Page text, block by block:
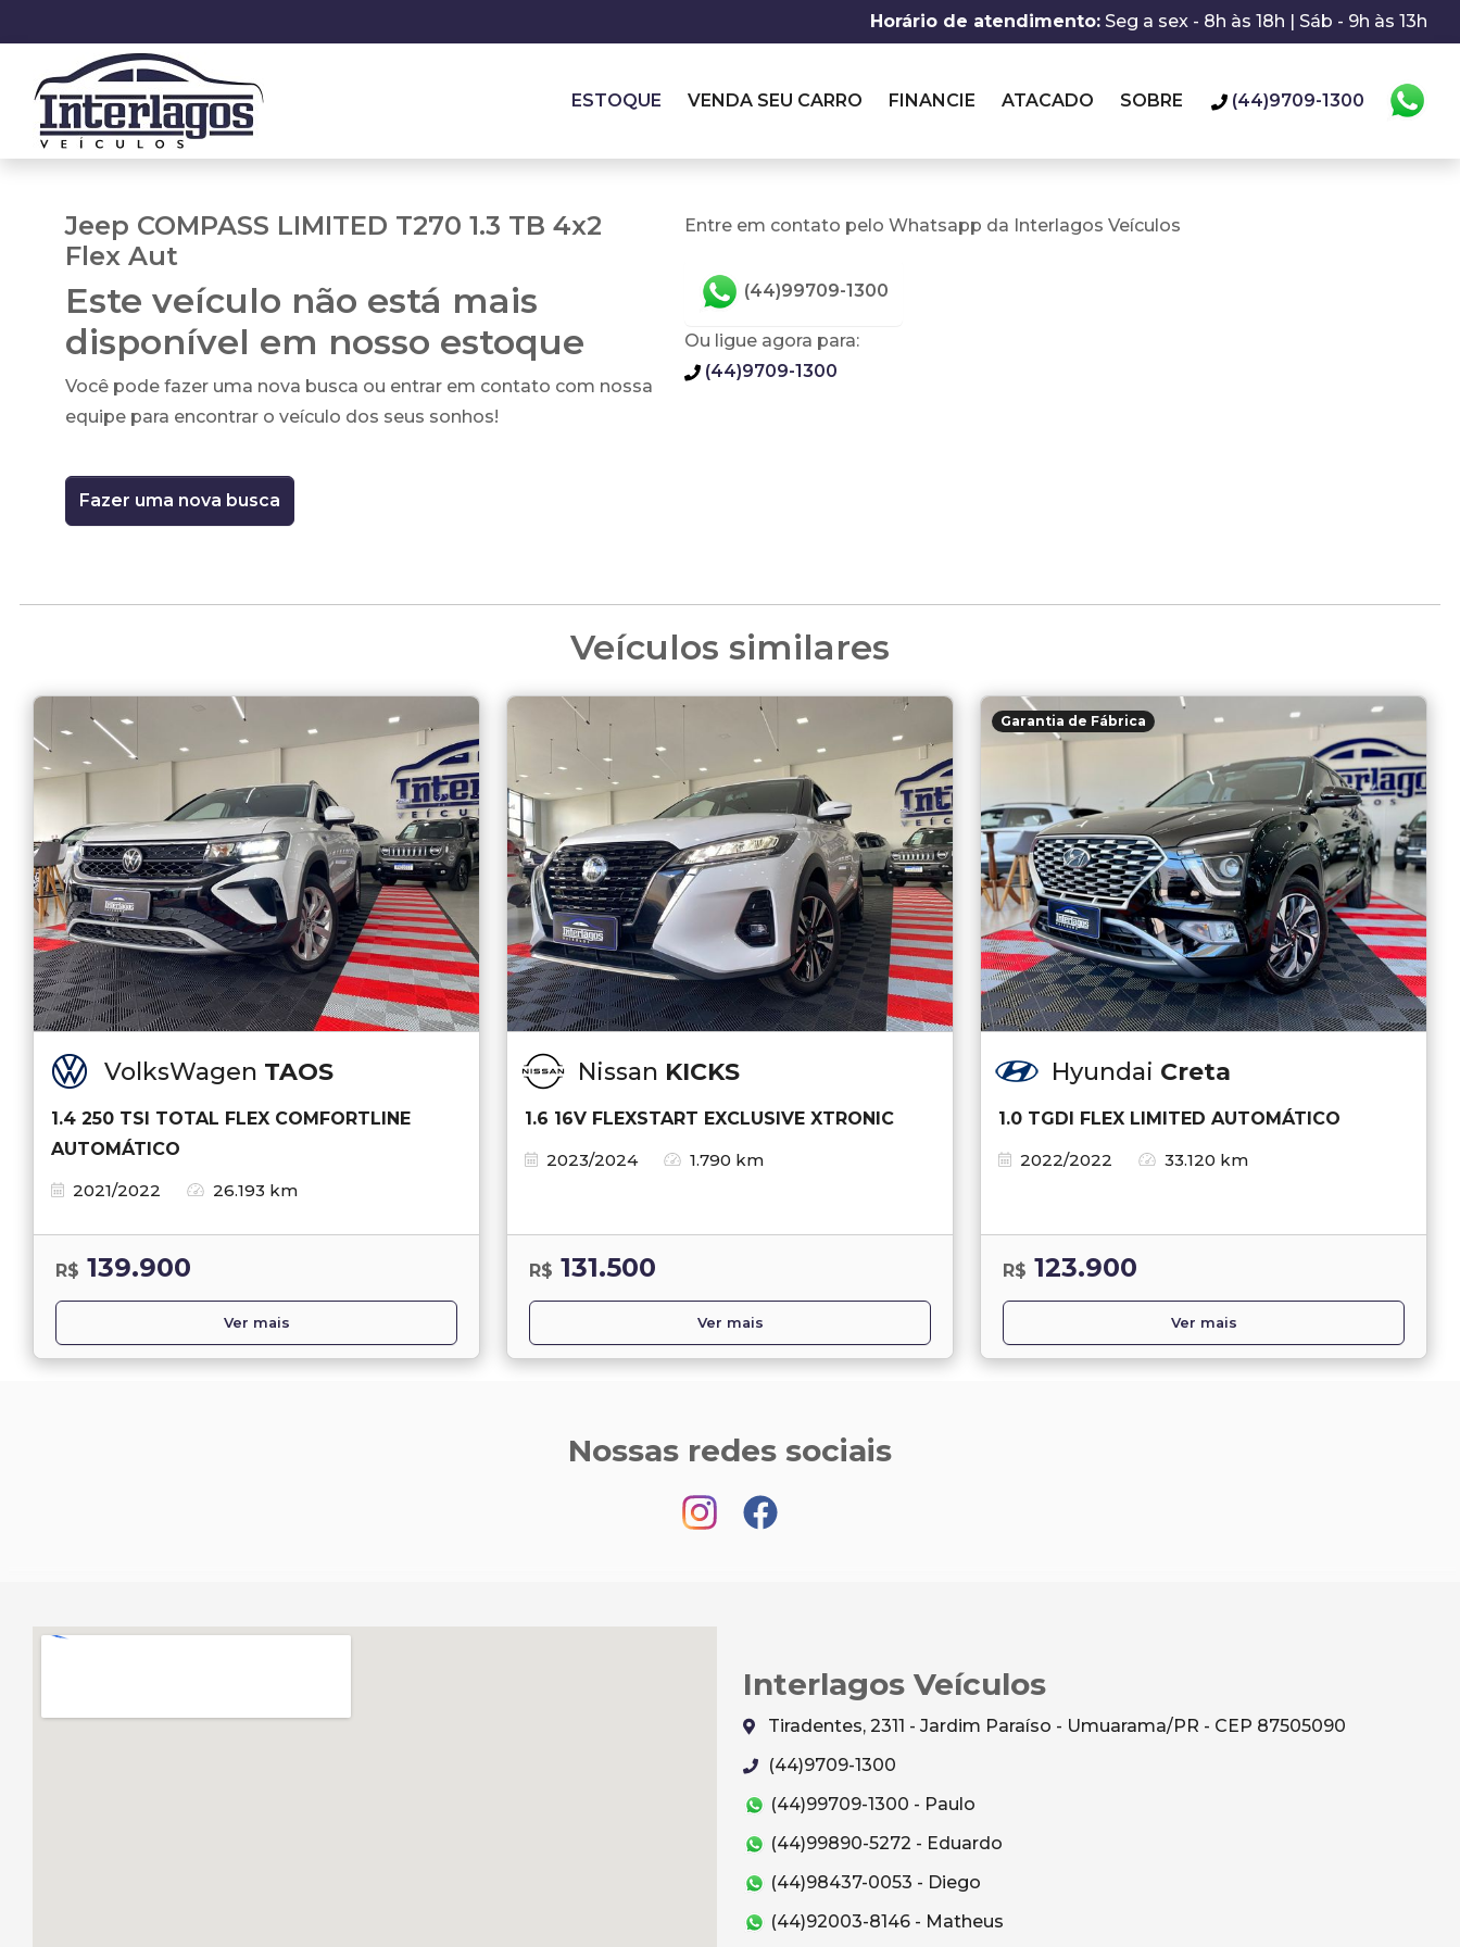
Horário de atendimento: Seg a sex - 8h às 18h | Sáb - 9h às 13h
ESTOQUE VENDA SEU CARRO FINANCIE ATACADO SOBRE (44)9709-1300
Jeep COMPASS LIMITED T270 1.3 TB 4x2
Flex Aut
Este veículo não está mais
disponível em nosso estoque
Você pode fazer uma nova busca ou entrar em contato com nossa
equipe para encontrar o veículo dos seus sonhos!
Fazer uma nova busca
Entre em contato pelo Whatsapp da Interlagos Veículos
(44)99709-1300
Ou ligue agora para:
(44)9709-1300
Veículos similares
VolksWagen TAOS
1.4 250 TSI TOTAL FLEX COMFORTLINE
AUTOMÁTICO
2021/2022
26.193 km
R$ 139.900
Ver mais
Nissan KICKS
1.6 16V FLEXSTART EXCLUSIVE XTRONIC
2023/2024
1.790 km
R$ 131.500
Ver mais
Garantia de Fábrica
Hyundai Creta
1.0 TGDI FLEX LIMITED AUTOMÁTICO
2022/2022
33.120 km
R$ 123.900
Ver mais
Nossas redes sociais
Interlagos Veículos
Tiradentes, 2311 - Jardim Paraíso - Umuarama/PR - CEP 87505090
(44)9709-1300
(44)99709-1300 - Paulo
(44)99890-5272 - Eduardo
(44)98437-0053 - Diego
(44)92003-8146 - Matheus